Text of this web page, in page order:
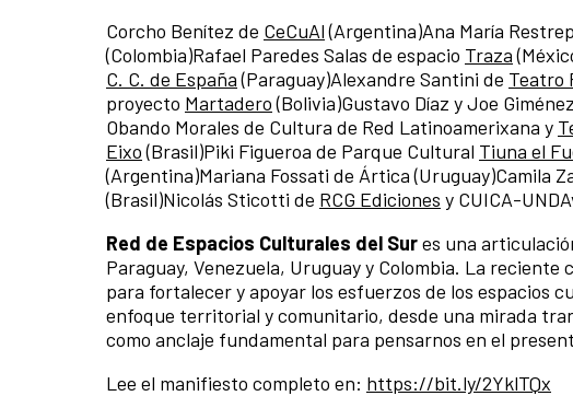
Corcho Benítez de CeCuAl(Argentina)Ana María
(Colombia)Rafael Paredes Salas de espacio Traza
C. C. de España(Paraguay)Alexandre Santini de Teatro
proyecto Martadero(Bolivia)Gustavo Díaz y Joe
Obando Morales de Cultura de Red Latinoamerixana y
Eixo(Brasil)Piki Figueroa de Parque Cultural Tiuna el
(Argentina)Mariana Fossati de Ártica (Uruguay)Camila
(Brasil)Nicolás Sticotti de RCG Ediciones y CUICA-
Red de Espacios Culturales del Sures una
Paraguay, Venezuela, Uruguay y Colombia. La
para fortalecer y apoyar los esfuerzos de los espacios
enfoque territorial y comunitario, desde una mirada
como anclaje fundamental para pensarnos en el
Lee el manifiesto completo en: https://bit.ly/2YklTQx